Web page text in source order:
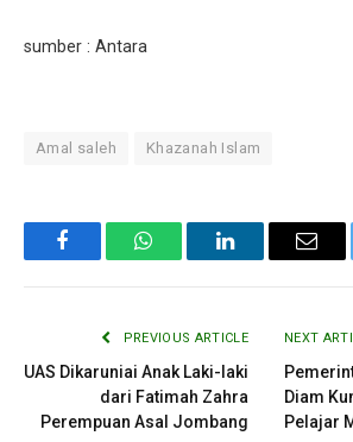
sumber : Antara
Amal saleh Khazanah Islam
FacebookWhatsAppLinkedIn
PREVIOUS ARTICLE
UAS Dikaruniai Anak Laki-laki
dari Fatimah Zahra
Perempuan Asal Jombang
NEXT
Diam
Pelajar